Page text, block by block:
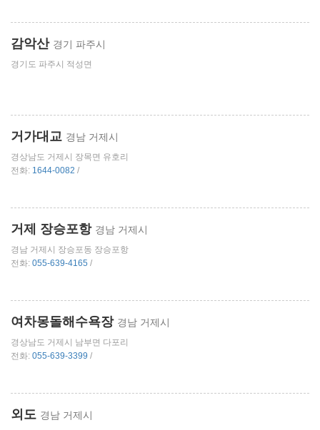
감악산 경기 파주시
경기도 파주시 적성면
거가대교 경남 거제시
경상남도 거제시 장목면 유호리
전화: 1644-0082 /
거제 장승포항 경남 거제시
경남 거제시 장승포동 장승포항
전화: 055-639-4165 /
여차몽돌해수욕장 경남 거제시
경상남도 거제시 남부면 다포리
전화: 055-639-3399 /
외도 경남 거제시